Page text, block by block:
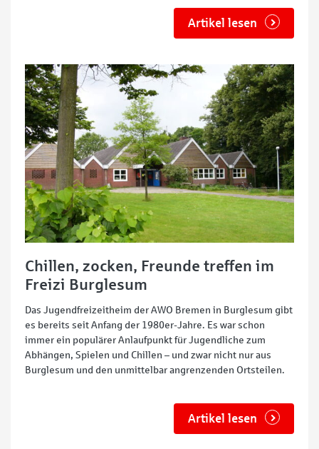
Artikel lesen
Chillen, zocken, Freunde treffen im
Freizi Burglesum
Das Jugendfreizeitheim der AWO Bremen in Burglesum gibt
es bereits seit Anfang der 1980er-Jahre. Es war schon
immer ein populärer Anlaufpunkt für Jugendliche zum
Abhängen, Spielen und Chillen – und zwar nicht nur aus
Burglesum und den unmittelbar angrenzenden Ortsteilen.
Artikel lesen